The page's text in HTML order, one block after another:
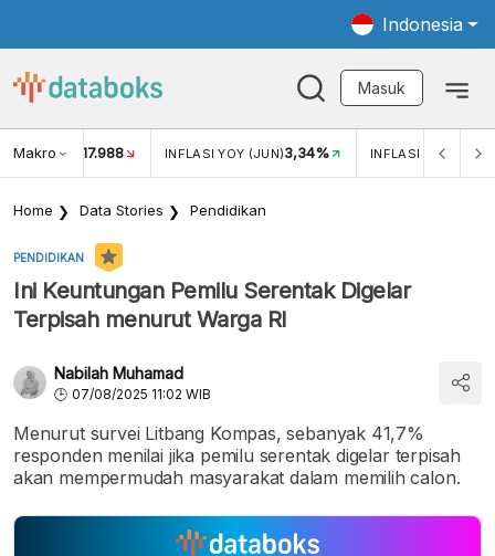
Indonesia
Masuk
Makro
USD/IDR 17.988 INFLASI YOY (JUN)3,34% INFLASI MOM
Home Data Stories Pendidikan
PENDIDIKAN
Ini Keuntungan Pemilu Serentak Digelar
Terpisah menurut Warga RI
Nabilah Muhamad
07/08/2025 11:02 WIB
Menurut survei Litbang Kompas, sebanyak 41,7%
responden menilai jika pemilu serentak digelar terpisah
akan mempermudah masyarakat dalam memilih calon.